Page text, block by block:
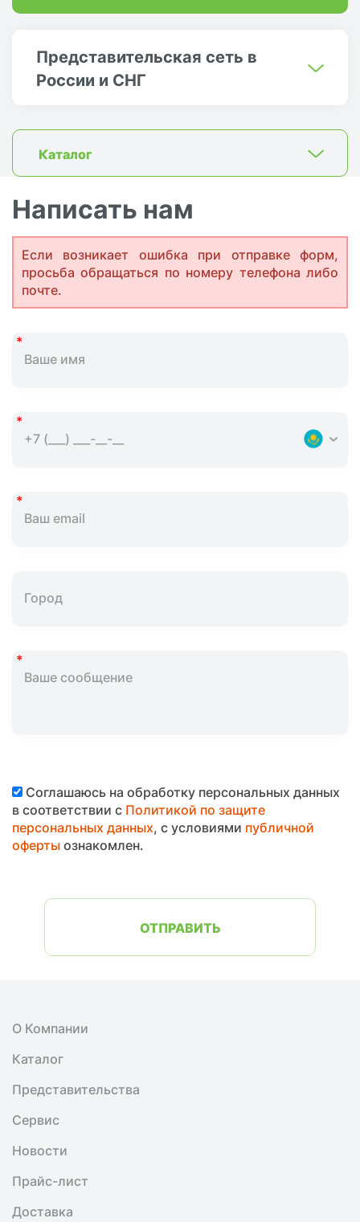
Представительская сеть в
России и СНГ
Каталог
Написать нам
Если возникает ошибка при отправке форм,
просьба обращаться по номеру телефона либо
почте.
Соглашаюсь на обработку персональных данных
в соответствии с Политикой по защите
персональных данных, с условиями публичной
офертыознакомлен.
ОТПРАВИТЬ
О Компании
Каталог
Представительства
Сервис
Новости
Прайс-лист
Доставка